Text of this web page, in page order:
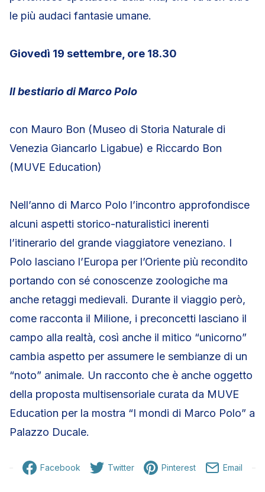
le più audaci fantasie umane.
Giovedì 19 settembre, ore 18.30
Il bestiario di Marco Polo
con Mauro Bon (Museo di Storia Naturale di
Venezia Giancarlo Ligabue) e Riccardo Bon
(MUVE Education)
Nell’anno di Marco Polo l’incontro approfondisce
alcuni aspetti storico-naturalistici inerenti
l’itinerario del grande viaggiatore veneziano. I
Polo lasciano l’Europa per l’Oriente più recondito
portando con sé conoscenze zoologiche ma
anche retaggi medievali. Durante il viaggio però,
come racconta il Milione, i preconcetti lasciano il
campo alla realtà, così anche il mitico “unicorno”
cambia aspetto per assumere le sembianze di un
“noto” animale. Un racconto che è anche oggetto
della proposta multisensoriale curata da MUVE
Education per la mostra “I mondi di Marco Polo” a
Palazzo Ducale.
Facebook Twitter Pinterest Email